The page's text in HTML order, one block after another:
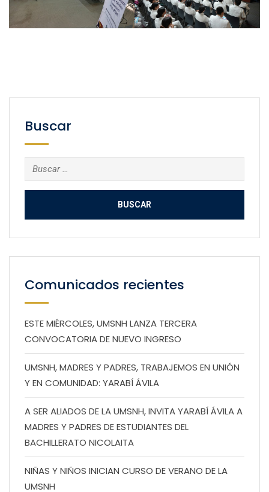
Buscar
Buscar:
Comunicados recientes
ESTE MIÉRCOLES, UMSNH LANZA TERCERA
CONVOCATORIA DE NUEVO INGRESO
UMSNH, MADRES Y PADRES, TRABAJEMOS EN UNIÓN
Y EN COMUNIDAD: YARABÍ ÁVILA
A SER ALIADOS DE LA UMSNH, INVITA YARABÍ ÁVILA A
MADRES Y PADRES DE ESTUDIANTES DEL
BACHILLERATO NICOLAITA
NIÑAS Y NIÑOS INICIAN CURSO DE VERANO DE LA
UMSNH